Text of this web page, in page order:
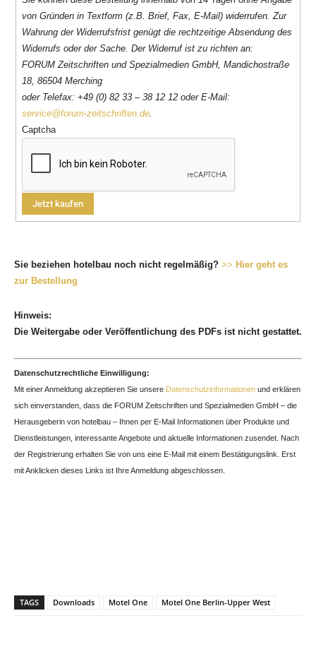
von Gründen in Textform (z.B. Brief, Fax, E-Mail) widerrufen. Zur
Wahrung der Widerrufsfrist genügt die rechtzeitige Absendung des
Widerrufs oder der Sache. Der Widerruf ist zu richten an:
FORUM Zeitschriften und Spezialmedien GmbH, Mandichostraße
18, 86504 Merching
oder Telefax: +49 (0) 82 33 – 38 12 12 oder E-Mail:
service@forum-zeitschriften.de
Captcha
Sie beziehen hotelbau noch nicht regelmäßig? >> Hier geht es
zur Bestellung
Hinweis:
Die Weitergabe oder Veröffentlichung des PDFs ist nicht gestattet.
Datenschutzrechtliche Einwilligung:
Mit einer Anmeldung akzeptieren Sie unsere Datenschutzinformationen und erklären
sich einverstanden, dass die FORUM Zeitschriften und Spezialmedien GmbH – die
Herausgeberin von hotelbau – Ihnen per E-Mail Informationen über Produkte und
Dienstleistungen, interessante Angebote und aktuelle Informationen zusendet. Nach
der Registrierung erhalten Sie von uns eine E-Mail mit einem Bestätigungslink. Erst
mit Anklicken dieses Links ist Ihre Anmeldung abgeschlossen.
TAGS Downloads Motel One Motel One Berlin-Upper West